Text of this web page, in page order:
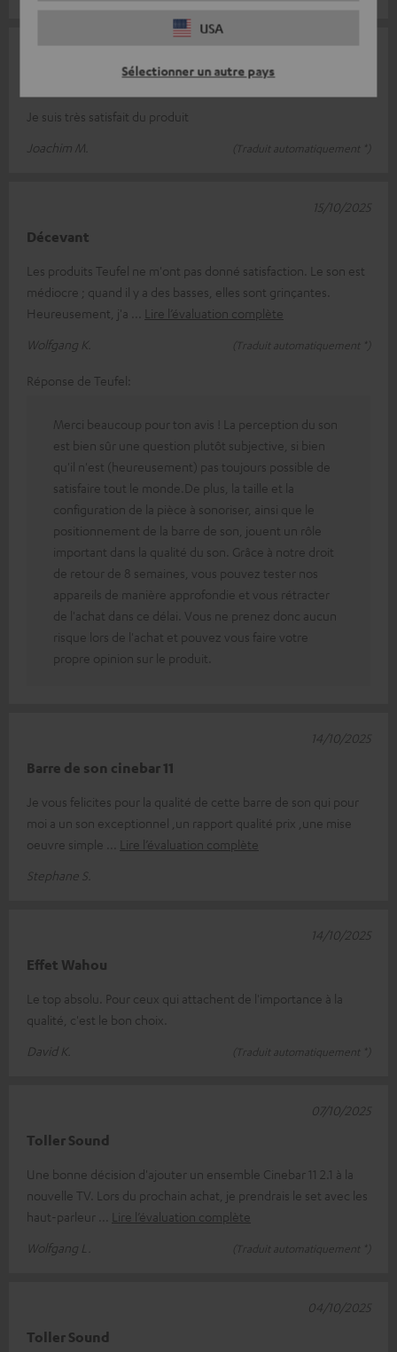
USA
Sélectionner un autre pays
Je suis très satisfait du produit
Joachim M.
(Traduit automatiquement *)
Décevant
Les produits Teufel ne m'ont pas donné satisfaction. Le son est
médiocre ; quand il y a des basses, elles sont grinçantes.
Heureusement, j'a
Lire l’évaluation complète
Wolfgang K.
(Traduit automatiquement *)
15/10/2025
Réponse de Teufel:
Merci beaucoup pour ton avis ! La perception du son
est bien sûr une question plutôt subjective, si bien
qu'il n'est (heureusement) pas toujours possible de
satisfaire tout le monde.De plus, la taille et la
configuration de la pièce à sonoriser, ainsi que le
positionnement de la barre de son, jouent un rôle
important dans la qualité du son. Grâce à notre droit
de retour de 8 semaines, vous pouvez tester nos
appareils de manière approfondie et vous rétracter
de l'achat dans ce délai. Vous ne prenez donc aucun
risque lors de l'achat et pouvez vous faire votre
propre opinion sur le produit.
Barre de son cinebar 11
Je vous felicites pour la qualité de cette barre de son qui pour
moi a un son exceptionnel ,un rapport qualité prix ,une mise
oeuvre simple
Lire l’évaluation complète
Stephane S.
14/10/2025
Effet Wahou
Le top absolu. Pour ceux qui attachent de l'importance à la
qualité, c'est le bon choix.
David K.
(Traduit automatiquement *)
14/10/2025
Toller Sound
Une bonne décision d'ajouter un ensemble Cinebar 11 2.1 à la
nouvelle TV. Lors du prochain achat, je prendrais le set avec les
haut-parleur
Lire l’évaluation complète
Wolfgang L.
(Traduit automatiquement *)
07/10/2025
Toller Sound
04/10/2025